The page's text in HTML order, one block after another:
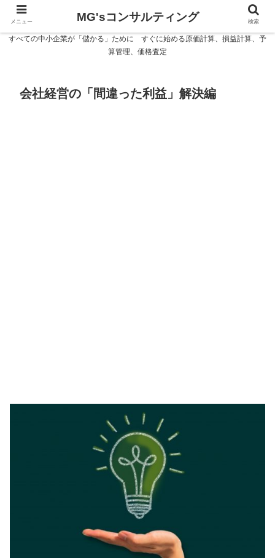
すべての中小企業が「儲かる」ために すぐに始める原価計算、損益計算、予
算管理、価格査定
会社経営の「間違った利益」解決編
メニュー MG'sコンサルティング 検索